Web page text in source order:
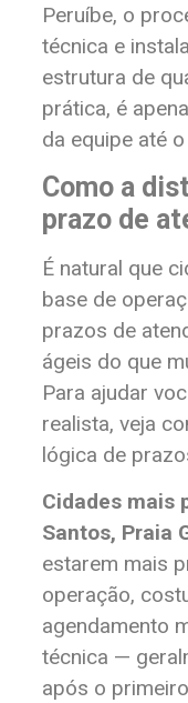
Peruíbe, o
técnica e
estrutura de
prática, é
da equipe até
Como a
prazo de
É natural que
base de
prazos de
ágeis do que
Para ajudar
realista, veja
lógica de
Cidades mais
Santos, Praia
estarem mais
operação,
agendamento
técnica —
após o